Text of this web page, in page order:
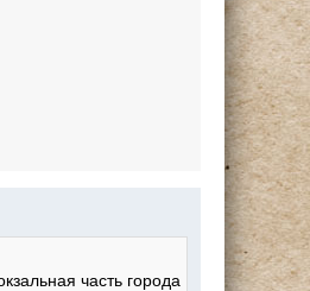
часть города